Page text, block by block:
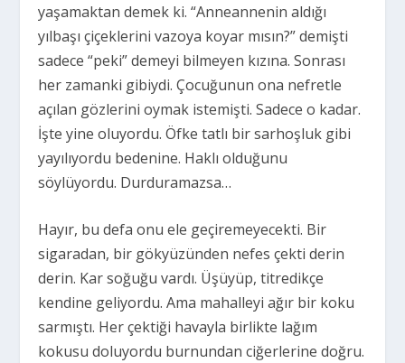
yaşamaktan demek ki. “Anneannenin aldığı
yılbaşı çiçeklerini vazoya koyar mısın?” demişti
sadece “peki” demeyi bilmeyen kızına. Sonrası
her zamanki gibiydi. Çocuğunun ona nefretle
açılan gözlerini oymak istemişti. Sadece o kadar.
İşte yine oluyordu. Öfke tatlı bir sarhoşluk gibi
yayılıyordu bedenine. Haklı olduğunu
söylüyordu. Durduramazsa…
Hayır, bu defa onu ele geçiremeyecekti. Bir
sigaradan, bir gökyüzünden nefes çekti derin
derin. Kar soğuğu vardı. Üşüyüp, titredikçe
kendine geliyordu. Ama mahalleyi ağır bir koku
sarmıştı. Her çektiği havayla birlikte lağım
kokusu doluyordu burnundan ciğerlerine doğru.